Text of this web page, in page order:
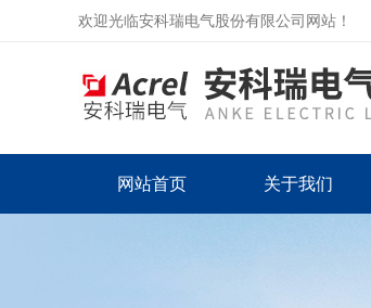
欢迎光临安科瑞电气股份有限公司网站！
网站首页 关于我们